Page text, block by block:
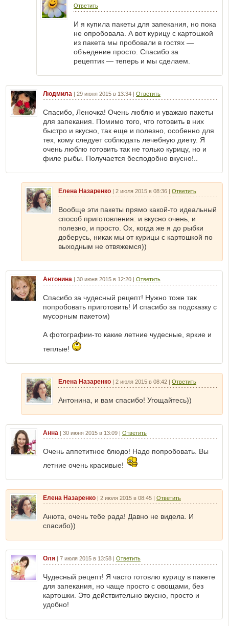
Ответить
И я купила пакеты для запекания, но пока
не опробовала. А вот курицу с картошкой
из пакета мы пробовали в гостях —
объедение просто. Спасибо за
рецептик — теперь и мы сделаем.
Людмила | 29 июня 2015 в 13:34 | Ответить
Спасибо, Леночка! Очень люблю и уважаю пакеты
для запекания. Помимо того, что готовить в них
быстро и вкусно, так еще и полезно, особенно для
тех, кому следует соблюдать лечебную диету. Я
очень люблю готовить так не только курицу, но и
филе рыбы. Получается бесподобно вкусно!..
Елена Назаренко | 2 июля 2015 в 08:36 | Ответить
Вообще эти пакеты прямо какой-то идеальный
способ приготовления: и вкусно очень, и
полезно, и просто. Ох, когда же я до рыбки
доберусь, никак мы от курицы с картошкой по
выходным не отвяжемся))
Антонина | 30 июня 2015 в 12:20 | Ответить
Спасибо за чудесный рецепт! Нужно тоже так
попробовать приготовить! И спасибо за подсказку с
мусорным пакетом)
А фотографии-то какие летние чудесные, яркие и
теплые!
Елена Назаренко | 2 июля 2015 в 08:42 | Ответить
Антонина, и вам спасибо! Угощайтесь))
Анна | 30 июня 2015 в 13:09 | Ответить
Очень аппетитное блюдо! Надо попробовать. Вы
летние очень красивые!
Елена Назаренко | 2 июля 2015 в 08:45 | Ответить
Анюта, очень тебе рада! Давно не видела. И
спасибо))
Оля | 7 июля 2015 в 13:58 | Ответить
Чудесный рецепт! Я часто готовлю курицу в пакете
для запекания, но чаще просто с овощами, без
картошки. Это действительно вкусно, просто и
удобно!